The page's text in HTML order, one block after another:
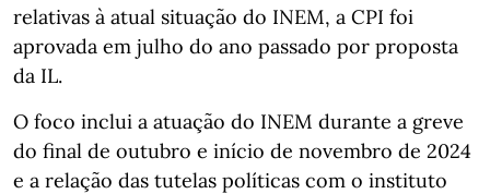
relativas à atual situação do INEM, a CPI foi
aprovada em julho do ano passado por proposta
da IL.
O foco inclui a atuação do INEM durante a greve
do final de outubro e início de novembro de 2024
e a relação das tutelas políticas com o instituto